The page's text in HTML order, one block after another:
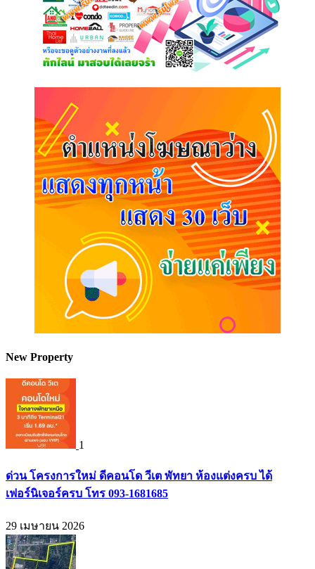
New Property
1
ด่วน โครงการใหม่ ดีคอนโด วีเต พัทยา ห้องแต่งครบ ได้
เฟอร์นิเจอร์ครบ โทร 093-1681685
29 เมษายน 2026